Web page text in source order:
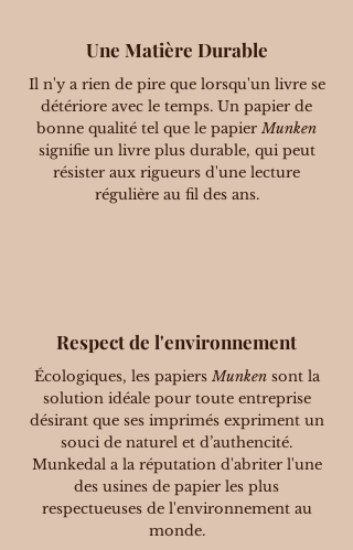
Une Matière Durable
Il n'y a rien de pire que lorsqu'un livre se
détériore avec le temps. Un papier de
bonne qualité tel que le papierMunken
signifie un livre plus durable, qui peut
résister aux rigueurs d'une lecture
régulière au fil des ans.
Respect de l'environnement
Écologiques, les papiersMunkensont la
solution idéale pour toute entreprise
désirant que ses imprimés expriment un
souci de naturel et d’authencité.
Munkedal a la réputation d'abriter l'une
des usines de papier les plus
respectueuses de l'environnement au
monde.